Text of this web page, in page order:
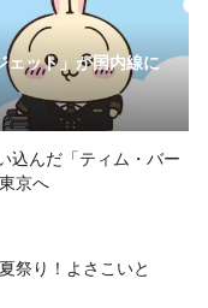
ェット」が国内線に
込んだ「ティム・バー
京へ
祭り！よさこいと